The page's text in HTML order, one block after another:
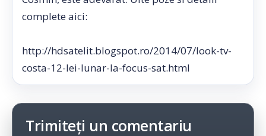
complete aici:
http://hdsatelit.blogspot.ro/2014/07/look-tv-
costa-12-lei-lunar-la-focus-sat.html
Trimiteți un comentariu